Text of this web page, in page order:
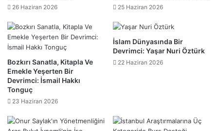
26 Haziran 2026 25 Haziran 2026
​Bozkırı Sanatla, Kitapla Ve
Emekle Yeşerten Bir
Devrimci: İsmail Hakkı
Tonguç
23 Haziran 2026
​İslam Dünyasında Bir
Devrimci: Yaşar Nuri Öztürk
22 Haziran 2026